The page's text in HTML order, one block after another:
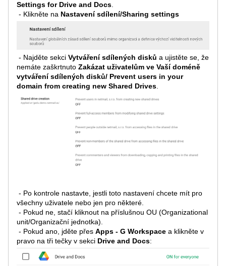
Settings for Drive and Docs
- Klikněte na Nastavení sdílení/Sharing settings
- Najděte sekci Vytváření sdílených disků a ujistěte se, že
nemáte zaškrtnuto Zakázat uživatelům ve Vaší doméně
vytváření sdílených disků/ Prevent users in your
domain from creating new Shared Drives
- Po kontrole nastavte, jestli toto nastavení chcete mít pro
všechny uživatele nebo jen pro některé.
- Pokud ne, stačí kliknout na příslušnou OU (Organizational
unit/Organizační jednotka).
- Pokud ano, jděte přes Apps - G Workspace a klikněte v
pravo na tři tečky v sekci Drive and Docs: